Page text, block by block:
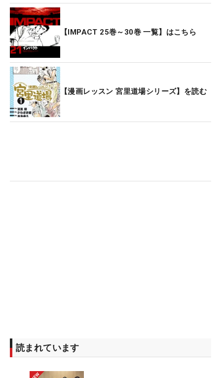
【IMPACT 25巻～30巻 一覧】はこちら
【漫画レッスン 宮里道場シリーズ】を読む
読まれています